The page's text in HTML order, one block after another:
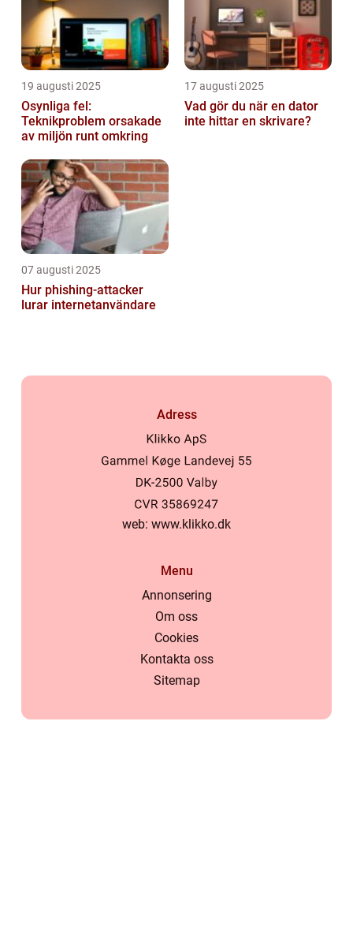
19 augusti 2025
Osynliga fel:
Teknikproblem orsakade
av miljön runt omkring
17 augusti 2025
Vad gör du när en dator
inte hittar en skrivare?
07 augusti 2025
Hur phishing-attacker
lurar internetanvändare
Adress
web: www.klikko.dk
Menu
Annonsering
Om oss
Cookies
Kontakta oss
Sitemap